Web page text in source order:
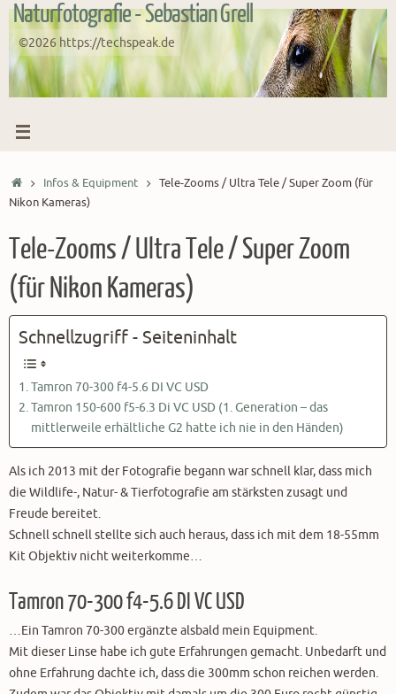
Zum
Inhalt
springen
Naturfotografie - Sebastian Grell
©2026 https://techspeak.de
StartInfos & Equipment
Tele-Zooms / Ultra Tele / Super Zoom (für
Nikon Kameras)
Tele-Zooms / Ultra Tele / Super Zoom
(für Nikon Kameras)
Schnellzugriff - Seiteninhalt
Tamron 70-300 f4-5.6 DI VC USD
Tamron 150-600 f5-6.3 Di VC USD (1. Generation – das
mittlerweile erhältliche G2 hatte ich nie in den Händen)
Als ich 2013 mit der Fotografie begann war schnell klar, dass mich
die Wildlife-, Natur- & Tierfotografie am stärksten zusagt und
Freude bereitet.
Schnell schnell stellte sich auch heraus, dass ich mit dem 18-55mm
Kit Objektiv nicht weiterkomme…
Tamron 70-300 f4-5.6 DI VC USD
…Ein Tamron 70-300 ergänzte alsbald mein Equipment.
Mit dieser Linse habe ich gute Erfahrungen gemacht. Unbedarft und
ohne Erfahrung dachte ich, dass die 300mm schon reichen werden.